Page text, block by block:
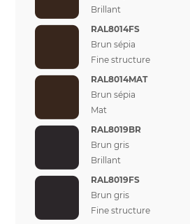
Brillant
RAL8014FS
Brun sépia
Fine structure
RAL8014MAT
Brun sépia
Mat
RAL8019BR
Brun gris
Brillant
RAL8019FS
Brun gris
Fine structure